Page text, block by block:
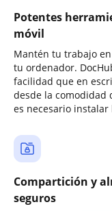
Potentes
móvil
Mantén tu trabajo
tu ordenador.
facilidad que en
desde la comodidad
es necesario instalar
Compartición y
seguros